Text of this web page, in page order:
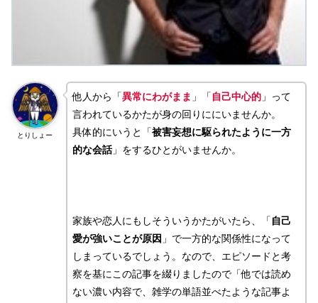
とりしょー
他人から「異常にわがまま 」「 自己中心的」って
言われているかたが身の回りににいませんか。
具体的にいうと「被害妄想に駆られたように一方
的な会話」をするひとがいませんか。
家族や恋人にもしそういうかたがいたら、「 自己
愛が強いことが原因 」で一方的な関係性になって
しまっているでしょう。なので、エピソードと考
察を基にこの記事を綴りましたので「他では読め
ない濃い内容で、雑学の単語並べたような記事よ